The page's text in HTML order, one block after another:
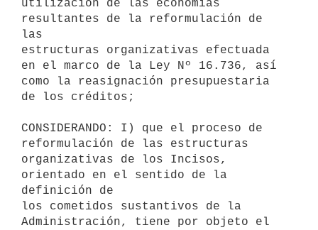
utilización de las economías
resultantes de la reformulación de
las
estructuras organizativas efectuada
en el marco de la Ley Nº 16.736, así
como la reasignación presupuestaria
de los créditos;
CONSIDERANDO: I) que el proceso de
reformulación de las estructuras
organizativas de los Incisos,
orientado en el sentido de la
definición de
los cometidos sustantivos de la
Administración, tiene por objeto el